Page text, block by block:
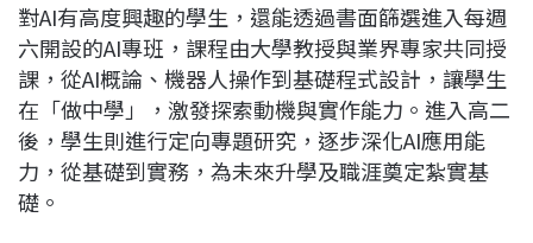
對AI有高度興趣的學生，還能透過書面篩選進入每週
六開設的AI專班，課程由大學教授與業界專家共同授
課，從AI概論、機器人操作到基礎程式設計，讓學生
在「做中學」，激發探索動機與實作能力。進入高二
後，學生則進行定向專題研究，逐步深化AI應用能
力，從基礎到實務，為未來升學及職涯奠定紮實基
礎。